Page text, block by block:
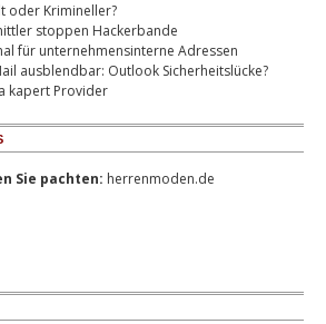
oder Krimineller?
stoppen Hackerbande
für unternehmensinterne Adressen
ausblendbar: Outlook Sicherheitslücke?
kapert Provider
Sie pachten: herrenmoden.de